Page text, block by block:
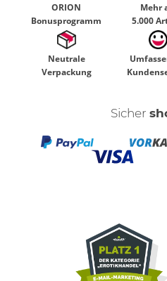
ORION
Bonusprogramm
Mehr
5.000
Neutrale
Verpackung
Sicher